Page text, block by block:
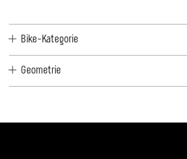
Bike-Kategorie
Geometrie